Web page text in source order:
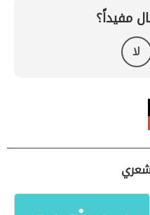
مفيداً؟
لا